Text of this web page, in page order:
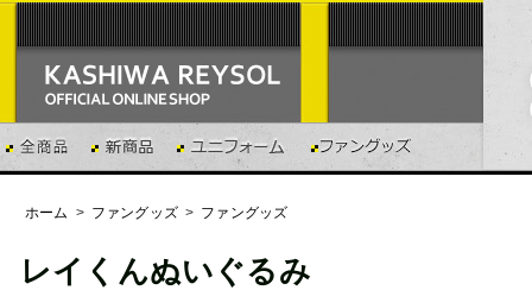
ホーム > ファングッズ > ファングッズ
レイくんぬいぐるみ